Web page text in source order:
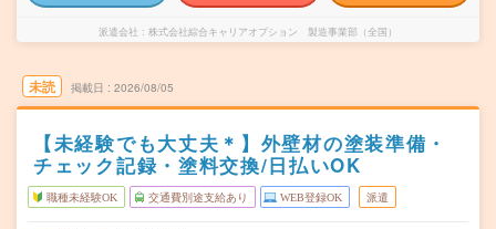
派遣会社 株式会社綜合キャリアオプション 製造事業部（全国）
未読 掲載日 2026/08/05
【未経験でも大丈夫＊】外壁材の塗装準備・
チェック記録・塗料交換/日払いOK
職種未経験OK 交通費別途支給あり WEB登録OK 派遣